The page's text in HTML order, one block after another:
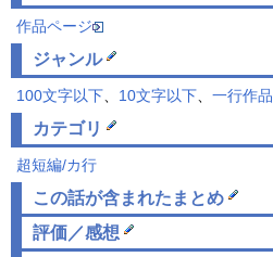
作品ページ
ジャンル
100文字以下 10文字以下 一行作品
カテゴリ
超短編/カ行
この話が含まれた まとめ
評価／感想